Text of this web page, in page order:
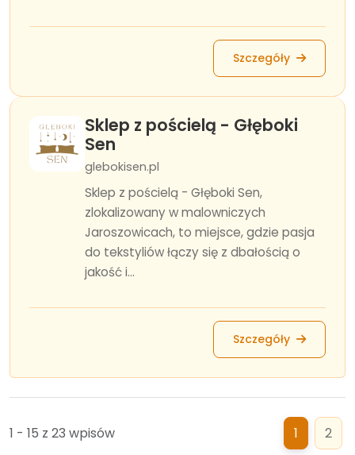
Szczegóły
Sklep z pościelą - Głęboki
Sen
glebokisen.pl
Sklep z pościelą - Głęboki Sen,
zlokalizowany w malowniczych
Jaroszowicach, to miejsce, gdzie pasja
do tekstyliów łączy się z dbałością o
jakość i...
Szczegóły
1 - 15 z 23 wpisów 1 2